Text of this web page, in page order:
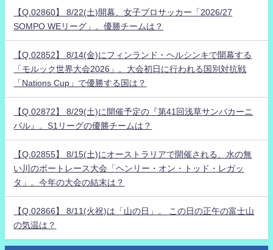
【Q.02860】 8/22(土)開幕、女子プロサッカー「2026/27
SOMPO WEリーグ」。優勝チームは？
【Q.02852】 8/14(金)にフィンランド・ヘルシンキで開幕する
「モルック世界大会2026」。大会初日に行われる国別対抗戦
「Nations Cup」で優勝する国は？
【Q.02872】 8/29(土)に開催予定の『第41回浅草サンバカーニ
バル』。S1リーグの優勝チームは？
【Q.02855】 8/15(土)にオーストラリアで開催される、水の無
い川のボートレース大会「ヘンリー・オン・トッド・レガッ
タ」。今年の大会の結末は？
【Q.02866】 8/11(火祝)は「山の日」。 この日の正午の富士山
の気温は？